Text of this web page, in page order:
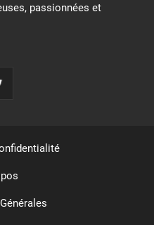
passionnées et